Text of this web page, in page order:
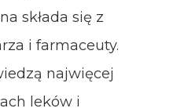
składa się z
i farmaceuty.
najwięcej
leków i